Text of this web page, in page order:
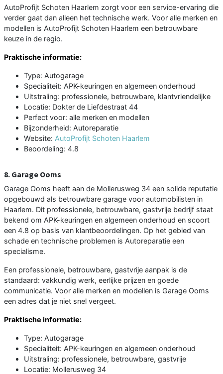
AutoProfijt Schoten Haarlem zorgt voor een service-ervaring die
verder gaat dan alleen het technische werk. Voor alle merken en
modellen is AutoProfijt Schoten Haarlem een betrouwbare
keuze in de regio.
Praktische informatie:
Type: Autogarage
Specialiteit: APK-keuringen en algemeen onderhoud
Uitstraling: professionele, betrouwbare, klantvriendelijke
Locatie: Dokter de Liefdestraat 44
Perfect voor: alle merken en modellen
Bijzonderheid: Autoreparatie
Website: AutoProfijt Schoten Haarlem
Beoordeling: 4.8
8. Garage Ooms
Garage Ooms heeft aan de Mollerusweg 34 een solide reputatie
opgebouwd als betrouwbare garage voor automobilisten in
Haarlem. Dit professionele, betrouwbare, gastvrije bedrijf staat
bekend om APK-keuringen en algemeen onderhoud en scoort
een 4.8 op basis van klantbeoordelingen. Op het gebied van
schade en technische problemen is Autoreparatie een
specialisme.
Een professionele, betrouwbare, gastvrije aanpak is de
standaard: vakkundig werk, eerlijke prijzen en goede
communicatie. Voor alle merken en modellen is Garage Ooms
een adres dat je niet snel vergeet.
Praktische informatie:
Type: Autogarage
Specialiteit: APK-keuringen en algemeen onderhoud
Uitstraling: professionele, betrouwbare, gastvrije
Locatie: Mollerusweg 34